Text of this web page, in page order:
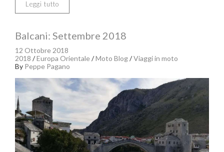
Leggi tutto
Balcani: Settembre 2018
12 Ottobre 2018
2018 /Europa Orientale/Moto Blog/Viaggi in moto
By Peppe Pagano